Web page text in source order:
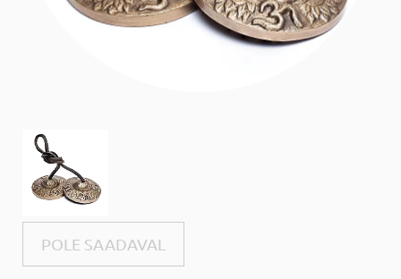
POLE SAADAVAL